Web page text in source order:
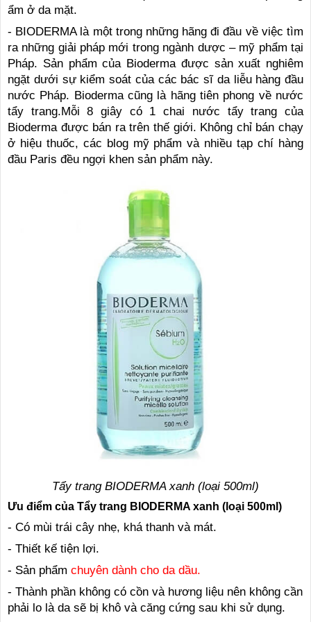
ẩm ở da mặt.
- BIODERMA là một trong những hãng đi đầu về việc tìm
ra những giải pháp mới trong ngành dược – mỹ phẩm tại
Pháp. Sản phẩm của Bioderma được sản xuất nghiêm
ngặt dưới sự kiểm soát của các bác sĩ da liễu hàng đầu
nước Pháp. Bioderma cũng là hãng tiên phong về nước
tẩy trang.Mỗi 8 giây có 1 chai nước tẩy trang của
Bioderma được bán ra trên thế giới. Không chỉ bán chạy
ở hiệu thuốc, các blog mỹ phẩm và nhiều tạp chí hàng
đầu Paris đều ngợi khen sản phẩm này.
Tẩy trang BIODERMA xanh (loại 500ml)
Ưu điểm của Tẩy trang BIODERMA xanh (loại 500ml)
- Có mùi trái cây nhẹ, khá thanh và mát.
- Thiết kế tiện lợi.
- Sản phẩm chuyên dành cho da dầu.
- Thành phần không có cồn và hương liệu nên không cần
phải lo là da sẽ bị khô và căng cứng sau khi sử dụng.